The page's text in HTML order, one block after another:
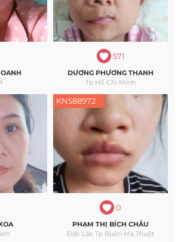
571
DƯƠNG PHƯƠNG THANH
Tp Hồ Chí Minh
KN588972
0
PHẠM THỊ BÍCH CHÂU
Đăk Lăk Tp Buôn Ma Thuột